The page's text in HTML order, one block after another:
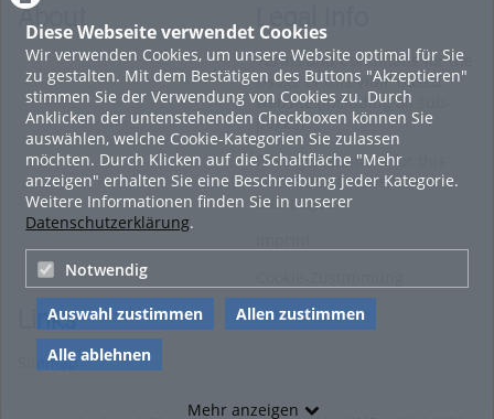
Diese Webseite verwendet Cookies
Wir verwenden Cookies, um unsere Website optimal für Sie
zu gestalten. Mit dem Bestätigen des Buttons "Akzeptieren"
stimmen Sie der Verwendung von Cookies zu. Durch
Anklicken der untenstehenden Checkboxen können Sie
auswählen, welche Cookie-Kategorien Sie zulassen
möchten. Durch Klicken auf die Schaltfläche "Mehr
anzeigen" erhalten Sie eine Beschreibung jeder Kategorie.
Weitere Informationen finden Sie in unserer
Datenschutzerklärung.
Notwendig
Auswahl zustimmen
Allen zustimmen
Alle ablehnen
Mehr anzeigen
About Legal Info
Terms and Conditions for the
Usage of this ViMP based
website (including all sub-
pages)
Privacy Statement for this
ViMP based Website incl.
Sub-pages
Links
Sitemap